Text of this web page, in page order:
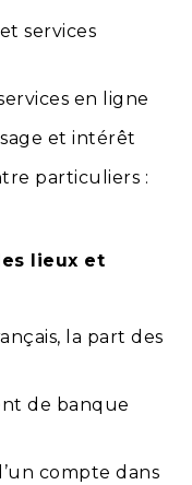
services
en ligne
et intérêt
particuliers :
lieux et
la part des
de banque
compte dans